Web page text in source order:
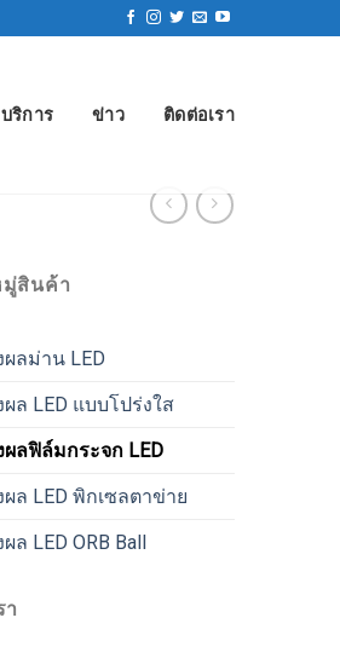
บริการ ข่าว ติดต่อเรา
สินค้า
ลม่าน LED
ล LED แบบโปร่งใส
ลฟิล์มกระจก LED
ล LED พิกเซลตาข่าย
ล LED ORB Ball
า